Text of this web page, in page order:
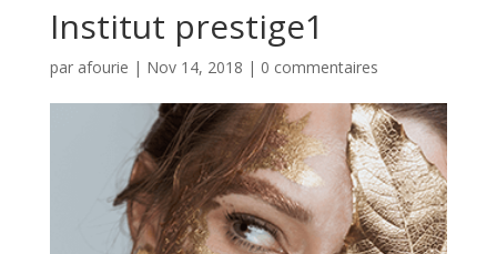
Institut prestige1
par afourie | Nov 14, 2018 | 0 commentaires